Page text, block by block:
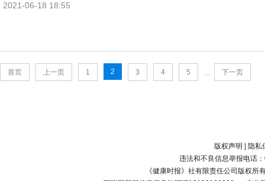
2021-06-18 18:55
首页 上一页 1 2 3 4 5 ... 下一页
版权声明
隐私
违法和不良信息举报电话
《健康时报》社有限责任公司版权所